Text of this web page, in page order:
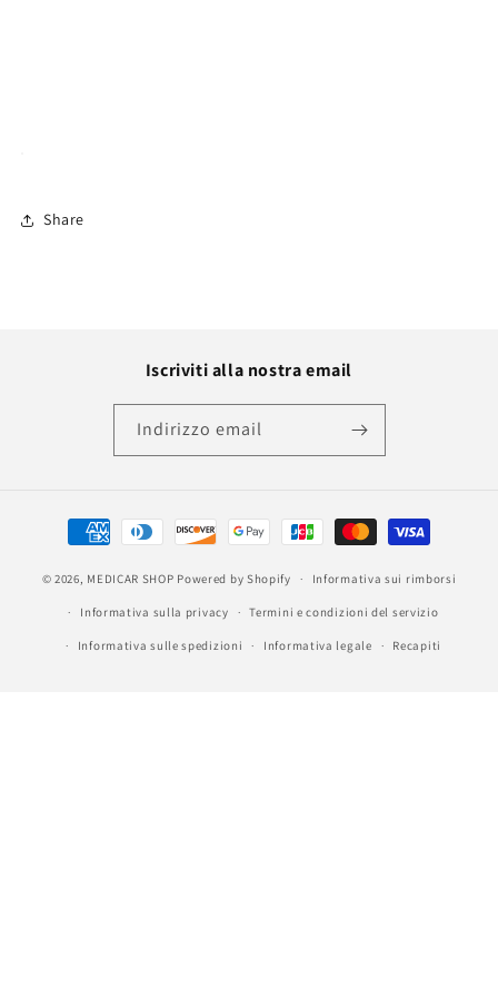
Share
Iscriviti alla nostra email
Indirizzo email
Metodi
di
pagamento
© 2026, MEDICAR SHOP Powered by Shopify Informativa sui rimborsi
Informativa sulla privacy Termini e condizioni del servizio
Informativa sulle spedizioni Informativa legale Recapiti